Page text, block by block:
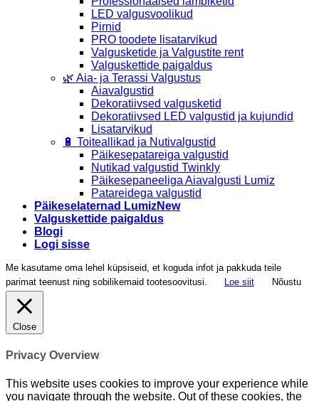
LED valgusvoolikud
Pirnid
PRO toodete lisatarvikud
Valgusketide ja Valgustite rent
Valguskettide paigaldus
🌿 Aia- ja Terassi Valgustus
Aiavalgustid
Dekoratiivsed valgusketid
Dekoratiivsed LED valgustid ja kujundid
Lisatarvikud
🔋 Toiteallikad ja Nutivalgustid
Päikesepatareiga valgustid
Nutikad valgustid Twinkly
Päikesepaneeliga Aiavalgusti Lumiz
Patareidega valgustid
Päikeselaternad Lumiz
Valguskettide paigaldus
Blogi
Logi sisse
Me kasutame oma lehel küpsiseid, et koguda infot ja pakkuda teile
parimat teenust ning sobilikemaid tootesoovitusi.
Loe siit Nõustu
Close
Privacy Overview
This website uses cookies to improve your experience while
you navigate through the website. Out of these cookies, the